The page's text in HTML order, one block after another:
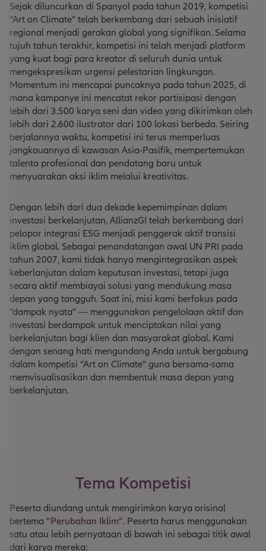
Sejak diluncurkan di Spanyol pada tahun 2019, kompetisi
“Art on Climate” telah berkembang dari sebuah inisiatif
regional menjadi gerakan global yang signifikan. Selama
tujuh tahun terakhir, kompetisi ini telah menjadi platform
yang kuat bagi para kreator di seluruh dunia untuk
mengekspresikan urgensi pelestarian lingkungan.
Momentum ini mencapai puncaknya pada tahun 2025, di
mana kampanye ini mencatat rekor partisipasi dengan
lebih dari 3.500 karya seni dan video yang dikirimkan oleh
lebih dari 2.600 ilustrator dari 100 lokasi berbeda. Seiring
berjalannya waktu, kompetisi ini terus memperluas
jangkauannya di kawasan Asia-Pasifik, mempertemukan
talenta profesional dan pendatang baru untuk
menyuarakan aksi iklim melalui kreativitas.
Dengan lebih dari dua dekade kepemimpinan dalam
investasi berkelanjutan, AllianzGI telah berkembang dari
pelopor integrasi ESG menjadi penggerak aktif transisi
iklim global. Sebagai penandatangan awal UN PRI pada
tahun 2007, kami tidak hanya mengintegrasikan aspek
keberlanjutan dalam keputusan investasi, tetapi juga
secara aktif membiayai solusi yang mendukung masa
depan yang tangguh. Saat ini, misi kami berfokus pada
“dampak nyata” — menggunakan pengelolaan aktif dan
investasi berdampak untuk menciptakan nilai yang
berkelanjutan bagi klien dan masyarakat global. Kami
dengan senang hati mengundang Anda untuk bergabung
dalam kompetisi “Art on Climate” guna bersama-sama
memvisualisasikan dan membentuk masa depan yang
berkelanjutan.
Tema Kompetisi
Peserta diundang untuk mengirimkan karya orisinal
bertema “Perubahan Iklim”. Peserta harus menggunakan
satu atau lebih pernyataan di bawah ini sebagai titik awal
dari karya mereka: